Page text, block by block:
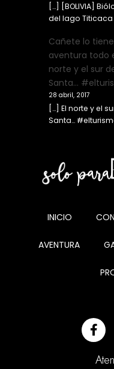
[…] [BOLIVIA]
del lago Titicaca
Cañete lo
aventura todo
norte y el sur
Santa…
28 abril, 2017
[…] El norte y el
Santa…
INICIO
AVENTURA